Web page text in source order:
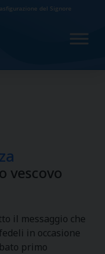
del Signore
vescovo
il messaggio che
in occasione
primo